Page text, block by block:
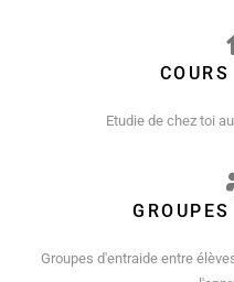
Etudie de chez toi
Groupes d'entraide entre